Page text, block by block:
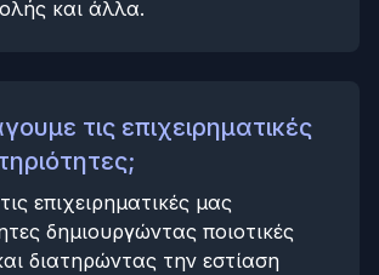
και άλλα.
τις επιχειρηματικές
επιχειρηματικές μας
δημιουργώντας ποιοτικές
διατηρώντας την εστίαση